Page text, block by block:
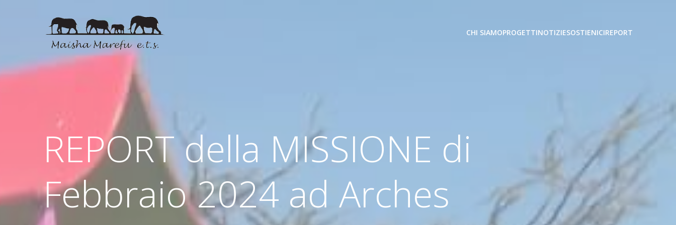
CHI SIAMOPROGETTINOTIZIESOSTIENICIREPORT
REPORT della MISSIONE di
Febbraio 2024 ad Arches